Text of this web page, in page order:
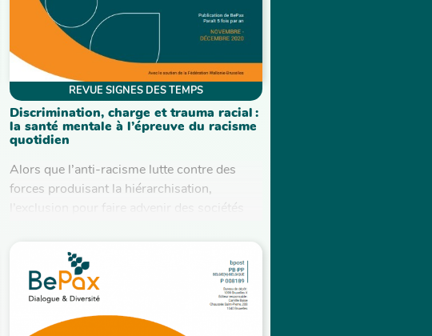
REVUE SIGNES DES TEMPS
Discrimination, charge et trauma racial :
la santé mentale à l’épreuve du racisme
quotidien
Alors que l’anti-racisme lutte contre des
forces produisant la hiérarchisation,